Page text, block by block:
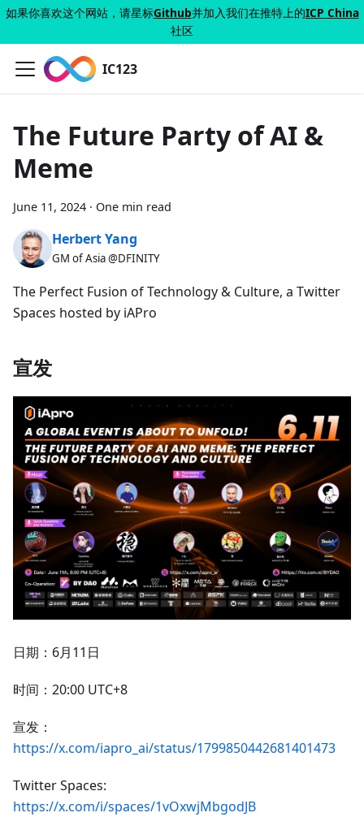
如果你喜欢这个网站，请星标Github并加入我们在推特上的ICP China
社区
IC123
The Future Party of AI &
Meme
June 11, 2024 · One min read
Herbert Yang
GM of Asia @DFINITY
The Perfect Fusion of Technology & Culture, a Twitter
Spaces hosted by iAPro
宣发
日期：6月11日
时间：20:00 UTC+8
宣发：
https://x.com/iapro_ai/status/1799850442681401473
Twitter Spaces:
https://x.com/i/spaces/1vOxwjMbgodJB